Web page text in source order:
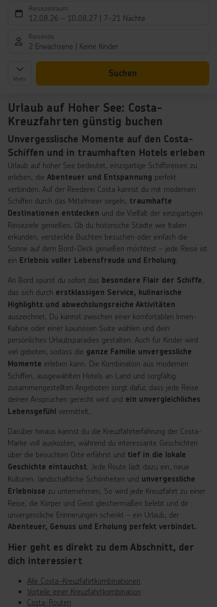
Reisezeitraum
12.08.26 – 10.08.27 7-21 Nächte
Reisende
2 Erwachsene Keine Kinder
Mehr
Suchen
Urlaub auf Hoher See: Costa-
Kreuzfahrten günstig buchen
Unvergesslische Momente auf den Costa-
Schiffen und in traumhaften Hotels erleben
Urlaub auf hoher See bedeutet, einzigartige Schiffsreisen zu
erleben, die Abenteuer und Entspannung perfekt
verbinden. Auf der Reederei Costa kannst du mit modernen
Schiffen durch das Mittelmeer segeln, traumhafte
Destinationen entdecken und die Vielfalt der einzigartigen
Reiseziele genießen. Ob du historische Städte wie Italien
erkunden, versteckte Buchten besuchen oder einfach die
Sonne auf dem Bord-Deck genießen möchtest – jede Reise ist
ein Erlebnis voller Lebensfreude und Erholung.
An Bord spürst du sofort das besondere Flair der Schiffe,
das sich durch erstklassigen Service, kulinarische
Highlights und abwechslungsreiche Aktivitäten
auszeichnet. Du kannst zwischen einer komfortablen Innen-
Kabine oder einer luxuriösen Suite wählen und dein
persönliches Urlaubsparadies gestalten. Auch für Kinder wird
viel geboten, sodass die ganze Familie unvergessliche
Momente erleben kann. Die Kombination aus modernen
Schiffen, ausgewählten Hotels an Land und sorgfältig
zusammengestellten Angeboten sorgt dafür, dass jede Reise
deinen Ansprüchen gerecht wird und ein unvergleichliches
Lebensgefühl vermittelt.
Darüber hinaus kannst du die Kreuzfahrterfahrung der Costa-
Marke voll auskosten, während du interessante Geschichten
über die besuchten Orte erfährst und tief in die lokale
Geschichte eintauchst. Jede Route lädt dazu ein, neue
Kulturen, landschaftliche Schönheiten und unvergessliche
Erlebnisse zu unternehmen. So wird jede Kreuzfahrt zu einer
Reise, die Körper und Geist gleichermaßen belebt und dir
unvergessliche Erinnerungen schenkt – ein Urlaub, der
Abenteuer, Genuss und Erholung perfekt verbindet.
Hier geht es direkt zu dem Abschnitt, der
dich interessiert
Alle Costa-Kreuzfahrtkombinationen
Vorteile einer Kreuzfahrtkombination
Costa-Routen